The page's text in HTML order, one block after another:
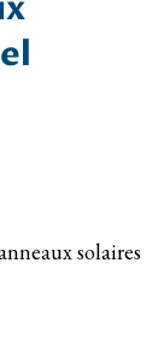
solaires